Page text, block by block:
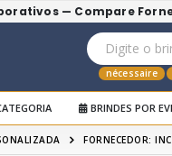
— Compare
nécessaire
BRINDES POR
FORNECEDOR: